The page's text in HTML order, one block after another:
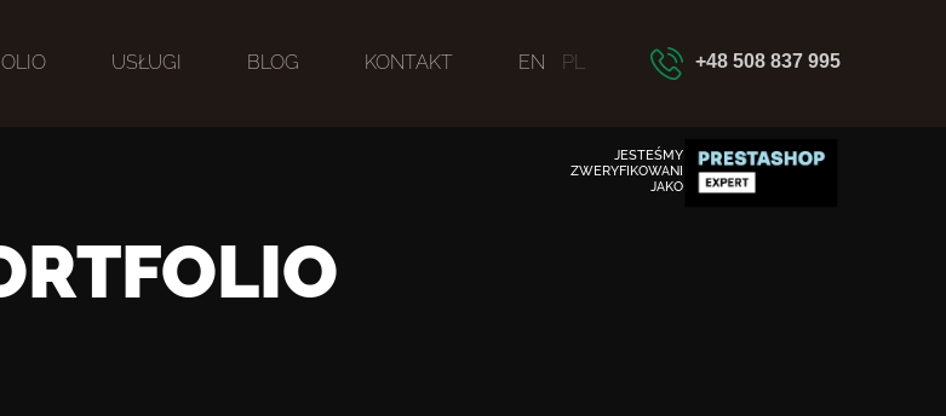
USŁUGI BLOG KONTAKT EN PL +48 508 837 995
JESTEŚMY
ZWERYFIKOWANI
JAKO